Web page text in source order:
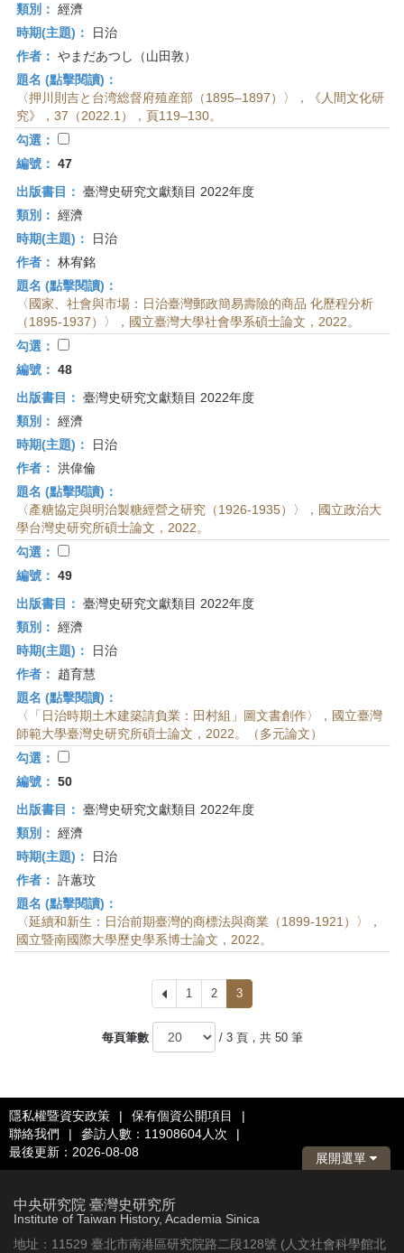
類別： 經濟
時期(主題)：
日治
作者： やまだあつし（山田敦）
題名 (點擊閱讀)：
〈押川則吉と台湾総督府殖産部（1895–1897）〉，《人間文化研
究》，37（2022.1），頁119–130。
勾選：
編號： 47
出版書目： 臺灣史研究文獻類目 2022年度
類別： 經濟
時期(主題)：
日治
作者： 林宥銘
題名 (點擊閱讀)：
〈國家、社會與市場：日治臺灣郵政簡易壽險的商品 化歷程分析
（1895-1937）〉，國立臺灣大學社會學系碩士論文，2022。
勾選：
編號： 48
出版書目： 臺灣史研究文獻類目 2022年度
類別： 經濟
時期(主題)：
日治
作者： 洪偉倫
題名 (點擊閱讀)：
〈產糖協定與明治製糖經營之研究（1926-1935）〉，國立政治大
學台灣史研究所碩士論文，2022。
勾選：
編號： 49
出版書目： 臺灣史研究文獻類目 2022年度
類別： 經濟
時期(主題)：
日治
作者：
趙育慧
題名 (點擊閱讀)：
〈「日治時期土木建築請負業：田村組」圖文書創作〉，國立臺灣
師範大學臺灣史研究所碩士論文，2022。（多元論文）
勾選：
編號： 50
出版書目： 臺灣史研究文獻類目 2022年度
類別： 經濟
時期(主題)：
日治
作者： 許蕙玟
題名 (點擊閱讀)：
〈延續和新生：日治前期臺灣的商標法與商業（1899-1921）〉，
國立暨南國際大學歷史學系博士論文，2022。
上
一
頁
1 2 3
每頁筆數 / 3 頁，共 50 筆
隱私權暨資安政策 | 保有個資公開項目
|
聯絡我們
| 參訪人數：11908604人次
|
最後更新：2026-08-08
展開選單
中央研究院 臺灣史研究所
Institute of Taiwan History, Academia Sinica
地址：11529 臺北市南港區研究院路二段128號 (人文社會科學館北